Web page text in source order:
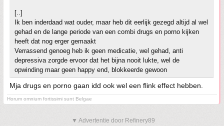
[..]
Ik ben inderdaad wat ouder, maar heb dit eerlijk gezegd altijd al wel
gehad en de lange periode van een combi drugs en porno kijken
heeft dat nog erger gemaakt
Verrassend genoeg heb ik geen medicatie, wel gehad, anti
depressiva zorgde ervoor dat het bijna nooit lukte, wel de
opwinding maar geen happy end, blokkeerde gewoon
Mja drugs en porno gaan idd ook wel een flink effect hebben.
Horum omnium fortissimi sunt Belgae
▼ Advertentie door Refinery89